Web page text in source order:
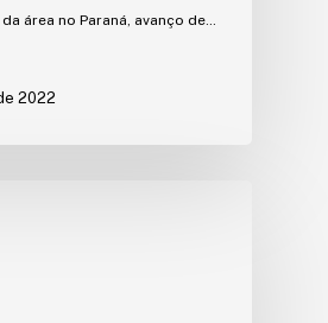
área no Paraná, avanço de…
2022